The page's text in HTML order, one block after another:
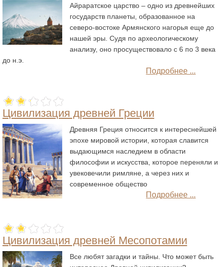
Айраратское царство – одно из древнейших
государств планеты, образованное на
северо-востоке Армянского нагорья еще до
нашей эры. Судя по археологическому
анализу, оно просуществовало с 6 по 3 века
до н.э.
Подробнее ...
Цивилизация древней Греции
Древняя Греция относится к интереснейшей
эпохе мировой истории, которая славится
выдающимся наследием в области
философии и искусства, которое переняли и
увековечили римляне, а через них и
современное общество
Подробнее ...
Цивилизация древней Месопотамии
Все любят загадки и тайны. Что может быть